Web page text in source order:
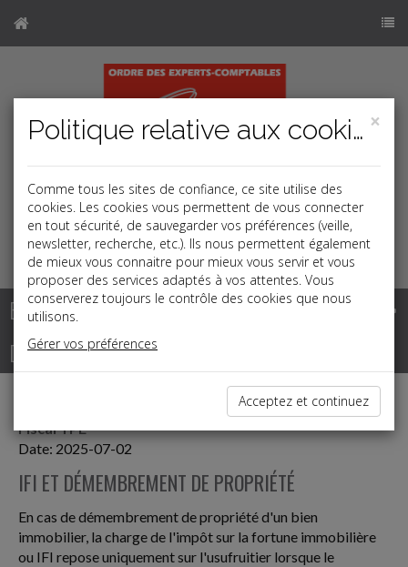
b
j
k
Base documentaire
Dépêches
Fiscal TPE
Date: 2025-07-02
IFI ET DÉMEMBREMENT DE PROPRIÉTÉ
En cas de démembrement de propriété d'un bien
immobilier, la charge de l'impôt sur la fortune immobilière
ou IFI repose uniquement sur l'usufruitier lorsque le
×
Politique relative aux cookies
Comme tous les sites de confiance, ce site utilise des
cookies. Les cookies vous permettent de vous connecter
en tout sécurité, de sauvegarder vos préférences (veille,
newsletter, recherche, etc.). Ils nous permettent également
de mieux vous connaitre pour mieux vous servir et vous
proposer des services adaptés à vos attentes. Vous
conserverez toujours le contrôle des cookies que nous
utilisons.
Gérer vos préférences
Acceptez et continuez